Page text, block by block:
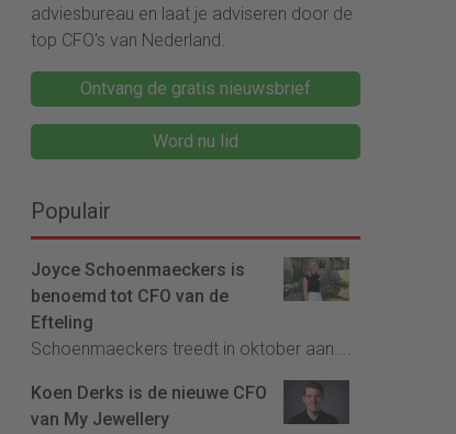
adviesbureau en laat je adviseren door de
top CFO's van Nederland.
Ontvang de gratis nieuwsbrief
Word nu lid
Populair
Joyce Schoenmaeckers is
benoemd tot CFO van de
Efteling
Schoenmaeckers treedt in oktober aan....
Koen Derks is de nieuwe CFO
van My Jewellery